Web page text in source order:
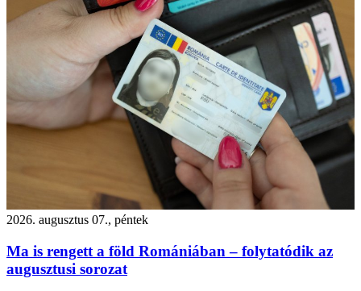
2026. augusztus 07., péntek
Ma is rengett a föld Romániában – folytatódik az
augusztusi sorozat